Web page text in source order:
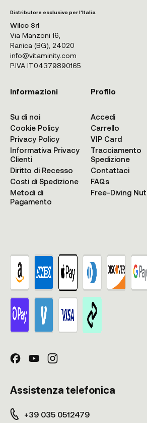
Distributore esclusivo per l'Italia
Wilco Srl
Via Manzoni 16,
Ranica (BG), 24020
info@vitaminity.com
P.IVA IT04379890165
Informazioni
Su di noi
Cookie Policy
Privacy Policy
Informativa Privacy
Clienti
Diritto di Recesso
Costi di Spedizione
Metodi di
Pagamento
Profilo
Accedi
Carrello
VIP Card
Tracciamento
Spedizione
Contattaci
FAQs
Free-Diving
Assistenza telefonica
+39 035 0512479